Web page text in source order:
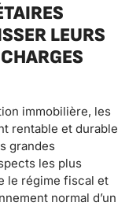
LEURS
immobilière, les
rentable et durable
grandes
les plus
le régime fiscal et
normal d’un